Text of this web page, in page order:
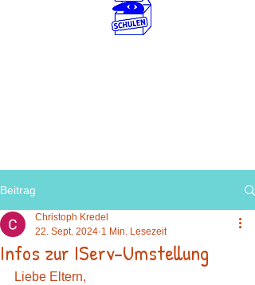
Beitrag
Infos zur IServ-Umstellung
Christoph Kredel
22. Sept. 2024 1 Min. Lesezeit
Liebe Eltern,